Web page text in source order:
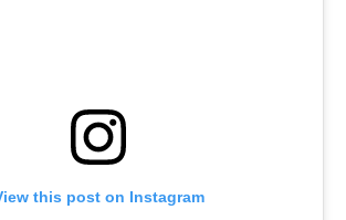
this post on Instagram